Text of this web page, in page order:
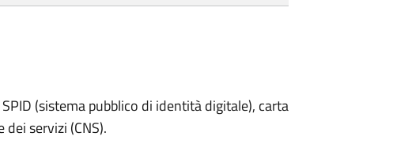
(sistema pubblico di identità digitale), carta
servizi (CNS).